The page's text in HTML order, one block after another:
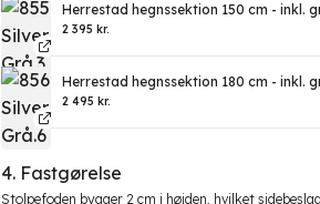
Herrestad hegnssektion 150 cm - inkl.
2 395 kr.
Herrestad hegnssektion 180 cm - inkl.
2 495 kr.
4. Fastgørelse
Stolpefoden bygger 2 cm i højden, hvilket